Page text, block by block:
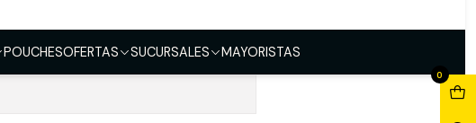
POUCHESOFERTAS SUCURSALES MAYORISTAS
0